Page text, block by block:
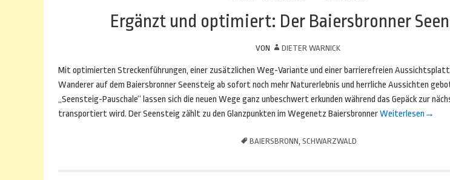
Ergänzt und optimiert: Der Baiersbronner
VON DIETER WARNICK
Mit optimierten Streckenführungen, einer zusätzlichen Weg-Variante und einer barrierefreien
Wanderer auf dem Baiersbronner Seensteig ab sofort noch mehr Naturerlebnis und herrliche Aussichten
„Seensteig-Pauschale“ lassen sich die neuen Wege ganz unbeschwert erkunden während das Gepäck zur
transportiert wird. Der Seensteig zählt zu den Glanzpunkten im Wegenetz BaiersbronnerWeiterlesen →
BAIERSBRONN, SCHWARZWALD